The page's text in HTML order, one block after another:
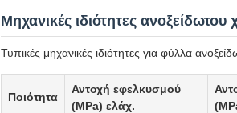
Μηχανικές ιδιότητες ανοξείδωτου
Τυπικές μηχανικές ιδιότητες για φύλλα
Ποιότητα
Αντοχή εφελκυσμού
(MPa) ελάχ.